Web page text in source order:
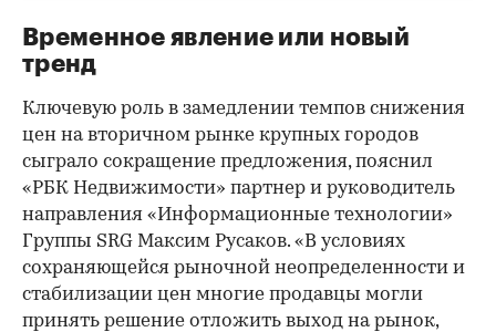
Временное явление или новый
тренд
Ключевую роль в замедлении темпов снижения
цен на вторичном рынке крупных городов
сыграло сокращение предложения, пояснил
«РБК Недвижимости» партнер и руководитель
направления «Информационные технологии»
Группы SRG Максим Русаков. «В условиях
сохраняющейся рыночной неопределенности и
стабилизации цен многие продавцы могли
принять решение отложить выход на рынок,